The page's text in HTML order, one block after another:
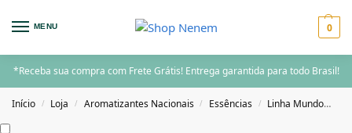
MENU 0
*Receba sua compra com Frete Grátis! Entrega garantida para todo Brasil!
Início / Loja / Aromatizantes Nacionais / Essências / Linha Mundo